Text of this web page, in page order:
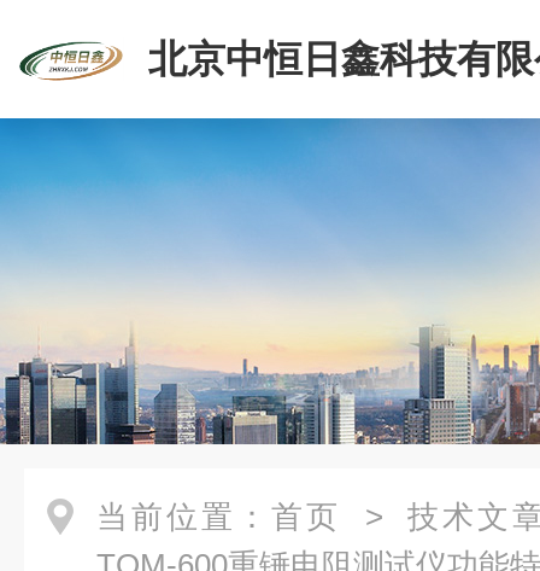
北京中恒日鑫科技有
当前位置： 首页 > 技术文